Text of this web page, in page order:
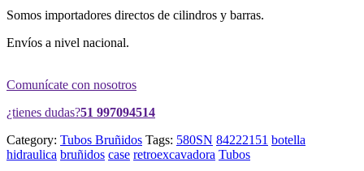
Somos importadores directos de cilindros y barras.
Envíos a nivel nacional.
Comunícate con nosotros
¿tienes dudas?51 997094514
Category: Tubos Bruñidos Tags: 580SN 84222151 botella
hidraulica bruñidos case retroexcavadora Tubos